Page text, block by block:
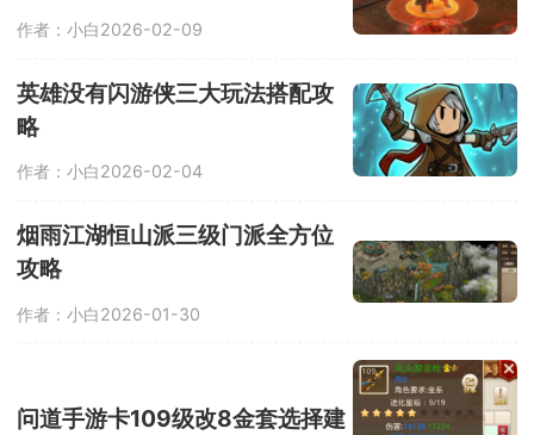
作者：小白2026-02-09
英雄没有闪游侠三大玩法搭配攻
略
作者：小白2026-02-04
烟雨江湖恒山派三级门派全方位
攻略
作者：小白2026-01-30
问道手游卡109级改8金套选择建